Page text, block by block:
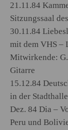
21.11.84
Sitzungssaal
30.11.84
mit dem VHS –
Mitwirkende:
Gitarre
15.12.84
in der
Dez. 84 Dia –
Peru und